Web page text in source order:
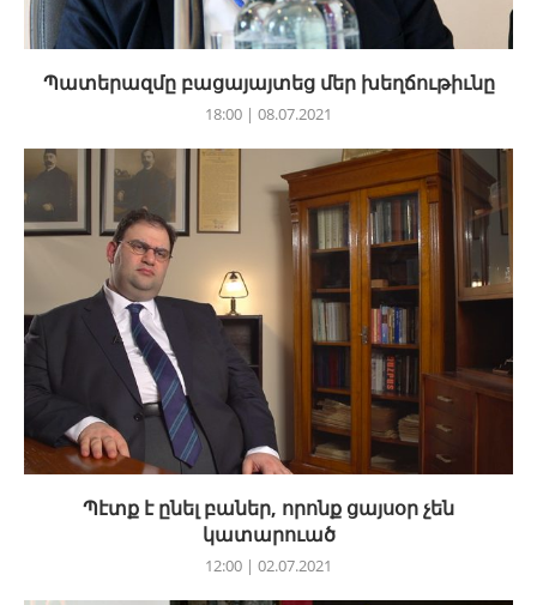
Պատերազմը բացայայտեց մեր խեղճութիւնը
18:00 | 08.07.2021
Պէտք է ընել բաներ, որոնք ցայսօր չեն
կատարուած
12:00 | 02.07.2021